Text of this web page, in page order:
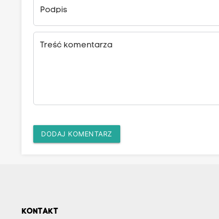
Podpis
Treść komentarza
DODAJ KOMENTARZ
KONTAKT